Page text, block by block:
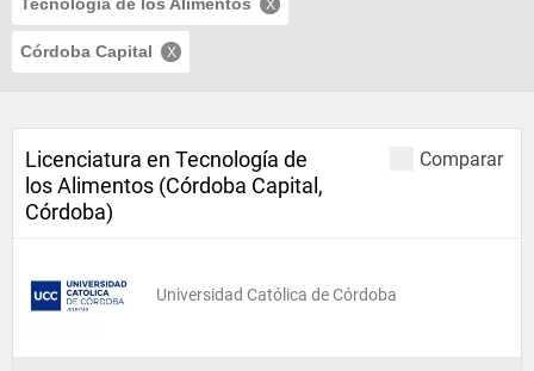
Córdoba Capital
Comparar
Licenciatura en Tecnología de
los Alimentos (Córdoba Capital,
Córdoba)
Universidad Católica de Córdoba